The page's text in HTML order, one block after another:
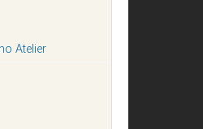
Atelier